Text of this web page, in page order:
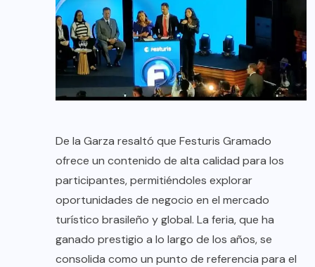
De la Garza resaltó que Festuris Gramado
ofrece un contenido de alta calidad para los
participantes, permitiéndoles explorar
oportunidades de negocio en el mercado
turístico brasileño y global. La feria, que ha
ganado prestigio a lo largo de los años, se
consolida como un punto de referencia para el